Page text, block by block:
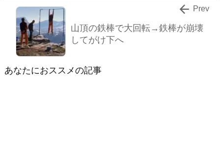
山頂の鉄棒で大回転→鉄棒が崩壊
してがけ下へ
 Prev
あなたにおススメの記事